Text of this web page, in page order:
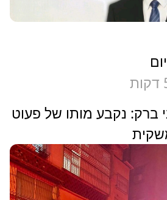
ברק: נקבע מותו של פעוט